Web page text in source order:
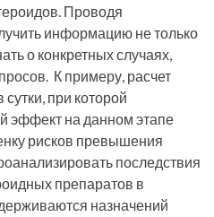
Проводя
информацию не только
о конкретных случаях,
К примеру, расчет
при которой
эффект на данном этапе
рисков превышения
последствия
препаратов в
назначений